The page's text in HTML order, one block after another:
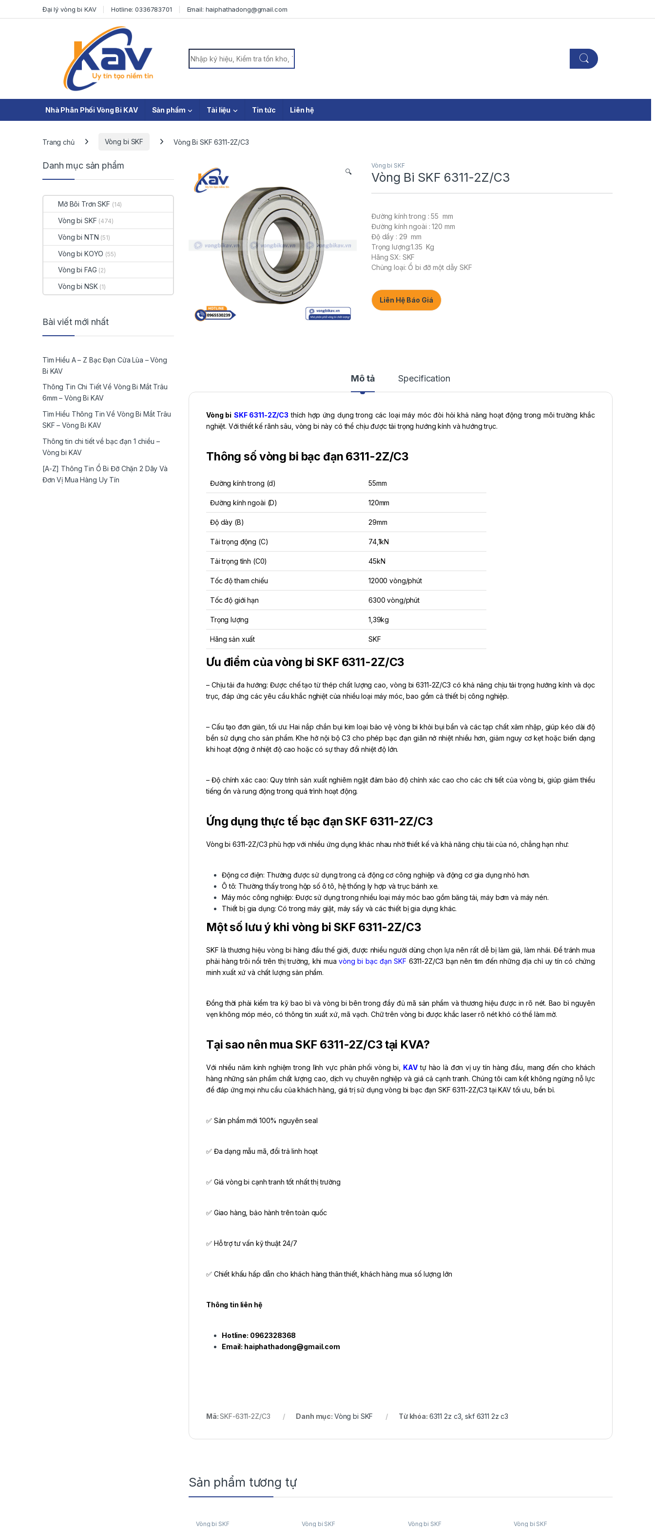
Skip to navigation
Skip to contentĐại lý vòng bi KAV Hotline: 0336783701 Email: haiphathadong@gmail.com
Search for:
Nhà Phân Phối Vòng Bi KAV Sản phẩm Tài liệu Tin tức Liên hệ
Trang chủ Vòng bi SKF Vòng Bi SKF 6311-2Z/C3
🔍
Vòng bi SKF
Vòng Bi SKF 6311-2Z/C3
Đường kính trong : 55 mm
Đường kính ngoài : 120 mm
Độ dầy : 29 mm
Trọng lượng:1.35 Kg
Hãng SX: SKF
Chủng loại: Ổ bi đỡ một dẫy SKF
Liên Hệ Báo Giá
Mô tả Specification
Vòng bi SKF 6311-2Z/C3 thích hợp ứng dụng trong các loại máy móc đòi hỏi khả năng hoạt động trong môi trường khắc
nghiệt. Với thiết kế rãnh sâu, vòng bi này có thể chịu được tải trọng hướng kính và hướng trục.
Thông số vòng bi bạc đạn 6311-2Z/C3
Đường kính trong (d) 55mm
Đường kính ngoài (D) 120mm
Độ dày (B) 29mm
Tải trọng động (C) 74,1kN
Tải trọng tĩnh (C0) 45kN
Tốc độ tham chiếu 12000 vòng/phút
Tốc độ giới hạn 6300 vòng/phút
Trọng lượng 1,39kg
Hãng sản xuất SKF
Ưu điểm của vòng bi SKF 6311-2Z/C3
– Chịu tải đa hướng: Được chế tạo từ thép chất lượng cao, vòng bi 6311-2Z/C3 có khả năng chịu tải trọng hướng kính và dọc
trục, đáp ứng các yêu cầu khắc nghiệt của nhiều loại máy móc, bao gồm cả thiết bị công nghiệp.
– Cấu tạo đơn giản, tối ưu: Hai nắp chắn bụi kim loại bảo vệ vòng bi khỏi bụi bẩn và các tạp chất xâm nhập, giúp kéo dài độ
bền sử dụng cho sản phẩm. Khe hở nội bộ C3 cho phép bạc đạn giãn nở nhiệt nhiều hơn, giảm nguy cơ kẹt hoặc biến dạng
khi hoạt động ở nhiệt độ cao hoặc có sự thay đổi nhiệt độ lớn.
– Độ chính xác cao: Quy trình sản xuất nghiêm ngặt đảm bảo độ chính xác cao cho các chi tiết của vòng bi, giúp giảm thiểu
tiếng ồn và rung động trong quá trình hoạt động.
Ứng dụng thực tế bạc đạn SKF 6311-2Z/C3
Vòng bi 6311-2Z/C3 phù hợp với nhiều ứng dụng khác nhau nhờ thiết kế và khả năng chịu tải của nó, chẳng hạn như:
Động cơ điện: Thường được sử dụng trong cả động cơ công nghiệp và động cơ gia dụng nhỏ hơn.
Ô tô: Thường thấy trong hộp số ô tô, hệ thống ly hợp và trục bánh xe.
Máy móc công nghiệp: Được sử dụng trong nhiều loại máy móc bao gồm băng tải, máy bơm và máy nén.
Thiết bị gia dụng: Có trong máy giặt, máy sấy và các thiết bị gia dụng khác.
Một số lưu ý khi vòng bi SKF 6311-2Z/C3
SKF là thương hiệu vòng bi hàng đầu thế giới, được nhiều người dùng chọn lựa nên rất dễ bị làm giả, làm nhái. Để tránh mua
phải hàng trôi nổi trên thị trường, khi muavòng bi bạc đạn SKF 6311-2Z/C3 bạn nên tìm đến những địa chỉ uy tín có chứng
minh xuất xứ và chất lượng sản phẩm.
Đồng thời phải kiểm tra kỹ bao bì và vòng bi bên trong đầy đủ mã sản phẩm và thương hiệu được in rõ nét. Bao bì nguyên
vẹn không móp méo, có thông tin xuất xứ, mã vạch. Chữ trên vòng bi được khắc laser rõ nét khó có thể làm mờ.
Tại sao nên mua SKF 6311-2Z/C3 tại KVA?
Với nhiều năm kinh nghiệm trong lĩnh vực phân phối vòng bi, KAVtự hào là đơn vị uy tín hàng đầu, mang đến cho khách
hàng những sản phẩm chất lượng cao, dịch vụ chuyên nghiệp và giá cả cạnh tranh. Chúng tôi cam kết không ngừng nỗ lực
để đáp ứng mọi nhu cầu của khách hàng, giá trị sử dụng vòng bi bạc đạn SKF 6311-2Z/C3 tại KAV tối ưu, bền bỉ.
✅ Sản phẩm mới 100% nguyên seal
✅ Đa dạng mẫu mã, đổi trả linh hoạt
✅ Giá vòng bi cạnh tranh tốt nhất thị trường
✅ Giao hàng, bảo hành trên toàn quốc
✅ Hỗ trợ tư vấn kỹ thuật 24/7
✅ Chiết khấu hấp dẫn cho khách hàng thân thiết, khách hàng mua số lượng lớn
Thông tin liên hệ
Hotline: 0962328368
Email: haiphathadong@gmail.com
Mã:SKF-6311-2Z/C3 Danh mục: Vòng bi SKF Từ khóa: 6311 2z c3 ,skf 6311 2z c3
Sản phẩm tương tự
Vòng bi SKF Vòng bi SKF Vòng bi SKF Vòng bi SKF
Danh mục sản phẩm
Mỡ Bôi Trơn SKF (14)
Vòng bi SKF (474)
Vòng bi NTN (51)
Vòng bi KOYO (55)
Vòng bi FAG (2)
Vòng bi NSK (1)
Bài viết mới nhất
Tìm Hiểu A – Z Bạc Đạn Cửa Lùa – Vòng
Bi KAV
Thông Tin Chi Tiết Về Vòng Bi Mắt Trâu
6mm – Vòng Bi KAV
Tìm Hiểu Thông Tin Về Vòng Bi Mắt Trâu
SKF – Vòng Bi KAV
Thông tin chi tiết về bạc đạn 1 chiều –
Vòng bi KAV
[A-Z] Thông Tin Ổ Bi Đỡ Chặn 2 Dãy Và
Đơn Vị Mua Hàng Uy Tín